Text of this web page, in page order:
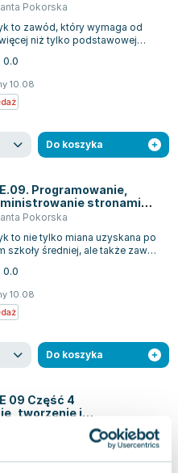
Pokorska
to zawód, który wymaga od
niż tylko podstawowej
Wybierając ten ki...
0.0
10.08
Do koszyka
Programowanie,
stronami
bazami danych. Część 2
Pokorska
to nie tylko miana uzyskana po
szkoły średniej, ale także zawód
krok w budowa...
0.0
10.08
Do koszyka
09 Część 4
tworzenie i
stronami internetowymi i
W opisie
to nie tylko kwalifikacja
ale także profesja